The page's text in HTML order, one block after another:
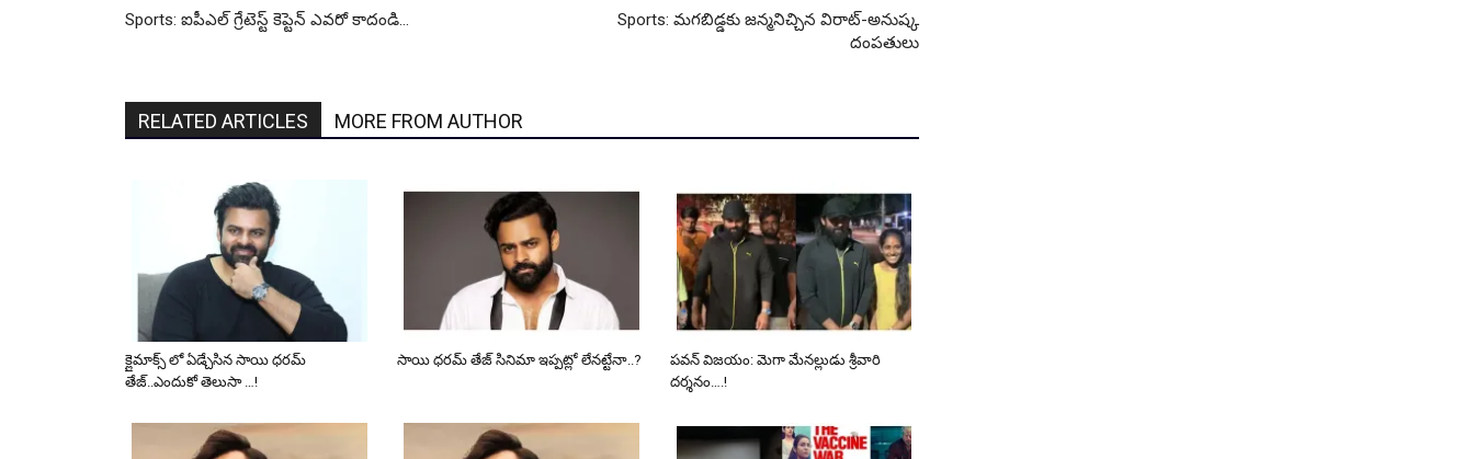
Sports: ఐపీఎల్ గ్రేటెస్ట్ కెప్టెన్ ఎవరో కాదండి…
Sports: మగబిడ్డకు జన్మనిచ్చిన విరాట్-అనుష్క
దంపతులు
RELATED ARTICLES MORE FROM AUTHOR
క్లైమాక్స్ లో ఏడ్చేసిన సాయి ధరమ్
తేజ్..ఎందుకో తెలుసా …!
సాయి ధ‌ర‌మ్ తేజ్ సినిమా ఇప్ప‌ట్లో లేన‌ట్టేనా..?
పవన్ విజయం: మెగా మేనల్లుడు శ్రీవారి
దర్శనం….!